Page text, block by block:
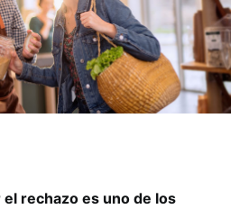
el rechazo es uno de los